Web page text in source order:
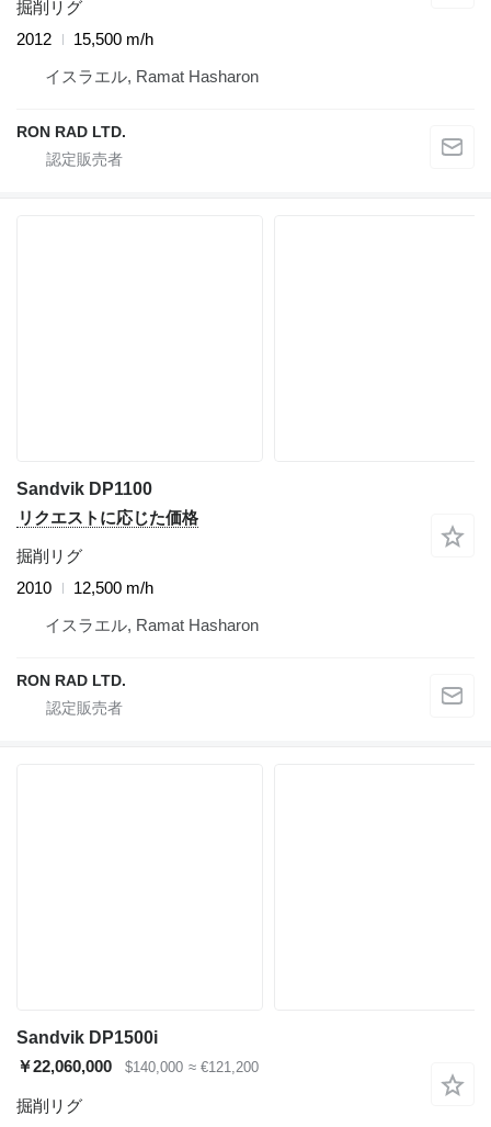
掘削リグ
2012
15,500 m/h
イスラエル, Ramat Hasharon
RON RAD LTD.
Sandvik DP1100
リクエストに応じた価格
掘削リグ
2010
12,500 m/h
イスラエル, Ramat Hasharon
RON RAD LTD.
Sandvik DP1500i
￥22,060,000
$140,000 ≈ €121,200
掘削リグ